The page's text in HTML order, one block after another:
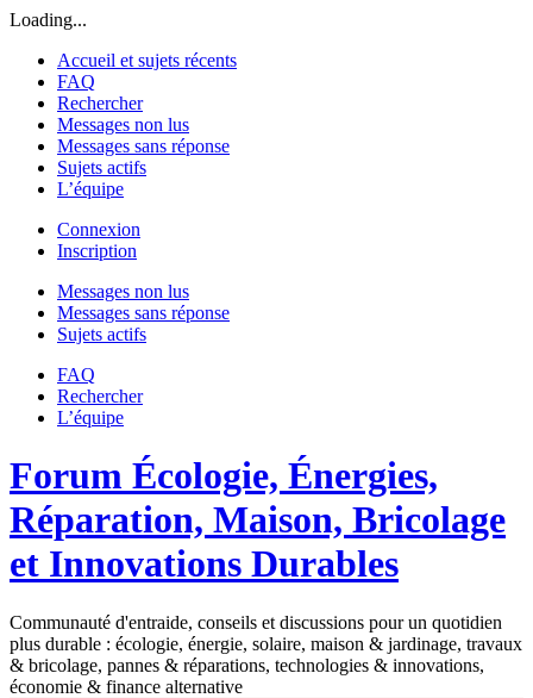
Loading...
Accueil et sujets récents
FAQ
Rechercher
Messages non lus
Messages sans réponse
Sujets actifs
L’équipe
Connexion
Inscription
Messages non lus
Messages sans réponse
Sujets actifs
FAQ
Rechercher
L’équipe
Forum Écologie, Énergies,
Réparation, Maison, Bricolage
et Innovations Durables
Communauté d'entraide, conseils et discussions pour un quotidien
plus durable : écologie, énergie, solaire, maison & jardinage, travaux
& bricolage, pannes & réparations, technologies & innovations,
économie & finance alternative